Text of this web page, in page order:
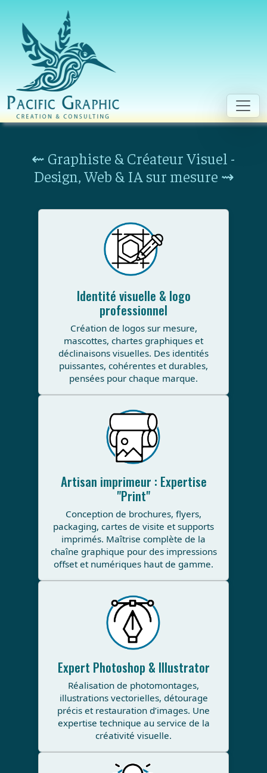
⇜ Graphiste & Créateur Visuel -
Design, Web & IA sur mesure ⇝
Identité visuelle & logo
professionnel
Création de logos sur mesure,
mascottes, chartes graphiques et
déclinaisons visuelles. Des identités
puissantes, cohérentes et durables,
pensées pour chaque marque.
Artisan imprimeur : Expertise
"Print"
Conception de brochures, flyers,
packaging, cartes de visite et supports
imprimés. Maîtrise complète de la
chaîne graphique pour des impressions
offset et numériques haut de gamme.
Expert Photoshop & Illustrator
Réalisation de photomontages,
illustrations vectorielles, détourage
précis et restauration d’images. Une
expertise technique au service de la
créativité visuelle.